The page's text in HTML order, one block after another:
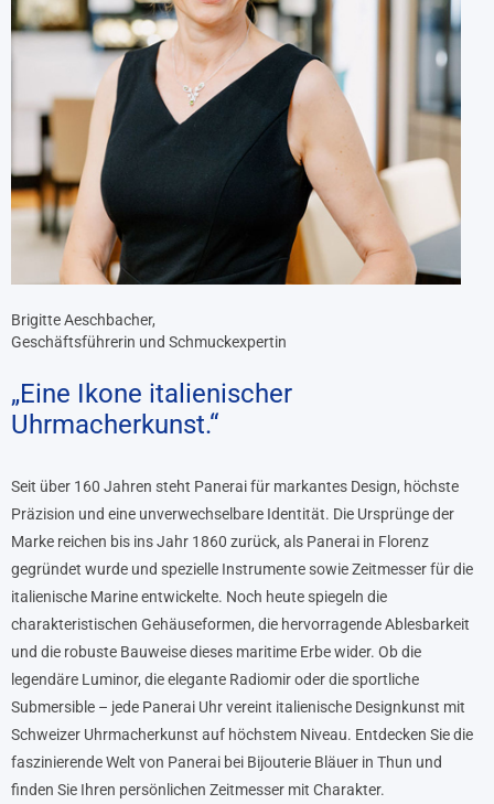
Brigitte Aeschbacher,
Geschäftsführerin und Schmuckexpertin
„Eine Ikone italienischer
Uhrmacherkunst.“
Seit über 160 Jahren steht Panerai für markantes Design, höchste
Präzision und eine unverwechselbare Identität. Die Ursprünge der
Marke reichen bis ins Jahr 1860 zurück, als Panerai in Florenz
gegründet wurde und spezielle Instrumente sowie Zeitmesser für die
italienische Marine entwickelte. Noch heute spiegeln die
charakteristischen Gehäuseformen, die hervorragende Ablesbarkeit
und die robuste Bauweise dieses maritime Erbe wider. Ob die
legendäre Luminor, die elegante Radiomir oder die sportliche
Submersible – jede Panerai Uhr vereint italienische Designkunst mit
Schweizer Uhrmacherkunst auf höchstem Niveau. Entdecken Sie die
faszinierende Welt von Panerai bei Bijouterie Bläuer in Thun und
finden Sie Ihren persönlichen Zeitmesser mit Charakter.